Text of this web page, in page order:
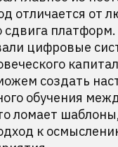
отличается от
цифровые
создать
обучения
ломает
к